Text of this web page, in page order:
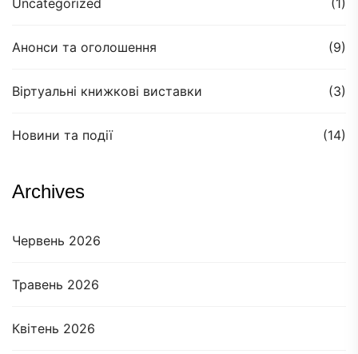
Uncategorized (1)
Анонси та оголошення (9)
Віртуальні книжкові виставки (3)
Новини та події (14)
Archives
Червень 2026
Травень 2026
Квітень 2026